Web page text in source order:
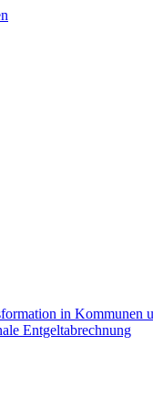
in Kommunen
Entgeltabrechnung